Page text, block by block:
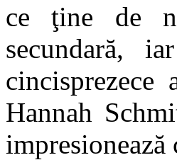
ce ţine de
secundară,
Hannah
impresionează